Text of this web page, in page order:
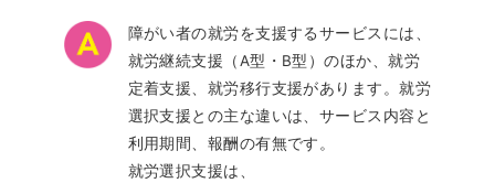
障がい者の就労を支援するサービスには、
就労継続支援（A型・B型）のほか、就労
定着支援、就労移行支援があります。就労
選択支援との主な違いは、サービス内容と
利用期間、報酬の有無です。
就労選択支援は、